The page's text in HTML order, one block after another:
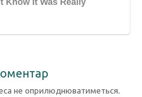
не оприлюднюватиметься.